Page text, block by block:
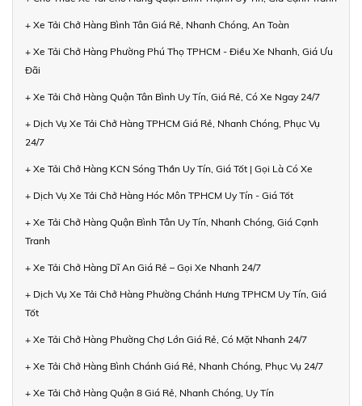
+ Xe Tải Chở Hàng Bình Tân Giá Rẻ, Nhanh Chóng, An Toàn
+ Xe Tải Chở Hàng Phường Phú Thọ TPHCM - Điều Xe Nhanh, Giá Ưu
Đãi
+ Xe Tải Chở Hàng Quận Tân Bình Uy Tín, Giá Rẻ, Có Xe Ngay 24/7
+ Dịch Vụ Xe Tải Chở Hàng TPHCM Giá Rẻ, Nhanh Chóng, Phục Vụ
24/7
+ Xe Tải Chở Hàng KCN Sóng Thần Uy Tín, Giá Tốt | Gọi Là Có Xe
+ Dịch Vụ Xe Tải Chở Hàng Hóc Môn TPHCM Uy Tín - Giá Tốt
+ Xe Tải Chở Hàng Quận Bình Tân Uy Tín, Nhanh Chóng, Giá Cạnh
Tranh
+ Xe Tải Chở Hàng Dĩ An Giá Rẻ – Gọi Xe Nhanh 24/7
+ Dịch Vụ Xe Tải Chở Hàng Phường Chánh Hưng TPHCM Uy Tín, Giá
Tốt
+ Xe Tải Chở Hàng Phường Chợ Lớn Giá Rẻ, Có Mặt Nhanh 24/7
+ Xe Tải Chở Hàng Bình Chánh Giá Rẻ, Nhanh Chóng, Phục Vụ 24/7
+ Xe Tải Chở Hàng Quận 8 Giá Rẻ, Nhanh Chóng, Uy Tín